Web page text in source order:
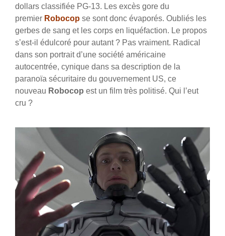
dollars classifiée PG-13. Les excès gore du
premier Robocop se sont donc évaporés. Oubliés les
gerbes de sang et les corps en liquéfaction. Le propos
s’est-il édulcoré pour autant ? Pas vraiment. Radical
dans son portrait d’une société américaine
autocentrée, cynique dans sa description de la
paranoïa sécuritaire du gouvernement US, ce
nouveau Robocop est un film très politisé. Qui l’eut
cru ?